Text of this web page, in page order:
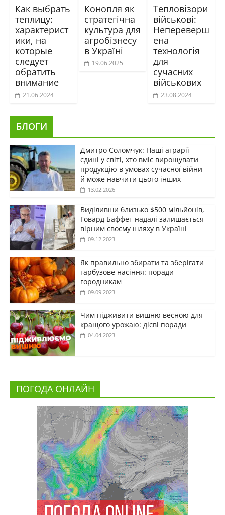
Как выбрать
теплицу:
характерист
ики, на
которые
следует
обратить
внимание
21.06.2024
Конопля як
стратегічна
культура для
агробізнесу
в Україні
19.06.2025
Тепловізори
військові:
Непереверш
ена
технологія
для
сучасних
військових
23.08.2024
БЛОГИ
Дмитро Соломчук: Наші аграрії
єдині у світі, хто вміє вирощувати
продукцію в умовах сучасної війни
й може навчити цього інших
13.02.2026
Виділивши близько $500 мільйонів,
Говард Баффет надалі залишається
вірним своєму шляху в Україні
09.12.2023
Як правильно збирати та зберігати
гарбузове насіння: поради
городникам
09.09.2023
Чим підживити вишню весною для
кращого урожаю: дієві поради
04.04.2023
ПОГОДА ОНЛАЙН